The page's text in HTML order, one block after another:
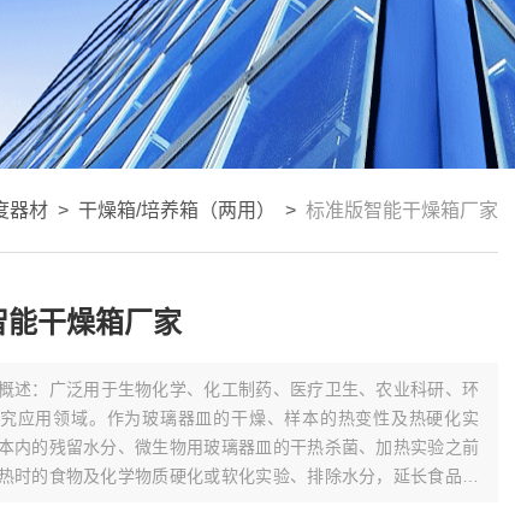
器材 > 干燥箱/培养箱（两用） > 标准版智能干燥箱厂家
能干燥箱厂家
述：广泛用于生物化学、化工制药、医疗卫生、农业科研、环
应用领域。作为玻璃器皿的干燥、样本的热变性及热硬化实
内的残留水分、微生物用玻璃器皿的干热杀菌、加热实验之前
时的食物及化学物质硬化或软化实验、排除水分，延长食品在